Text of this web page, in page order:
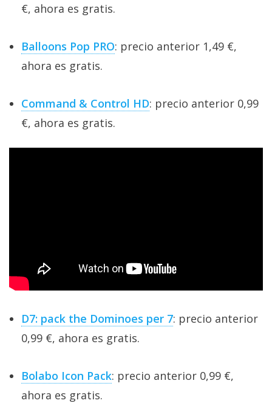
€, ahora es gratis.
Balloons Pop PRO: precio anterior 1,49 €,
ahora es gratis.
Command & Control HD: precio anterior 0,99
€, ahora es gratis.
D7: pack the Dominoes per 7: precio anterior
0,99 €, ahora es gratis.
Bolabo Icon Pack: precio anterior 0,99 €,
ahora es gratis.